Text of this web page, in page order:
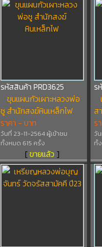
รหัสสินค้า PRD3625
ขุนแผนกัวเผาะหลวงพ่อ
ชู สำนักสงฆ์หินเหล็กไฟ
ราคา - บาท
วันที่ 23-11-2564 ผู้เข้าชม
ทั้งหมด 615 ครั้ง
[ขายแล้ว ]
ร
ส
ร
วั
ทั้